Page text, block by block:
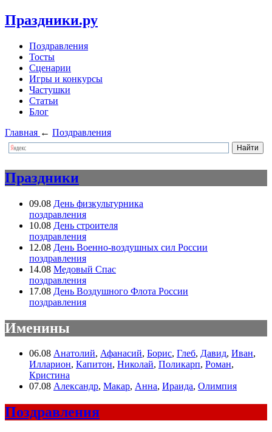
Праздники.ру
Поздравления
Тосты
Сценарии
Игры и конкурсы
Частушки
Статьи
Блог
Главная ← Поздравления
Праздники
09.08 День физкультурника
поздравления
10.08 День строителя
поздравления
12.08 День Военно-воздушных сил России
поздравления
14.08 Медовый Спас
поздравления
17.08 День Воздушного Флота России
поздравления
Именины
06.08 Анатолий, Афанасий, Борис, Глеб, Давид, Иван,
Илларион, Капитон, Николай, Поликарп, Роман,
Кристина
07.08 Александр, Макар, Анна, Ираида, Олимпия
Поздравления